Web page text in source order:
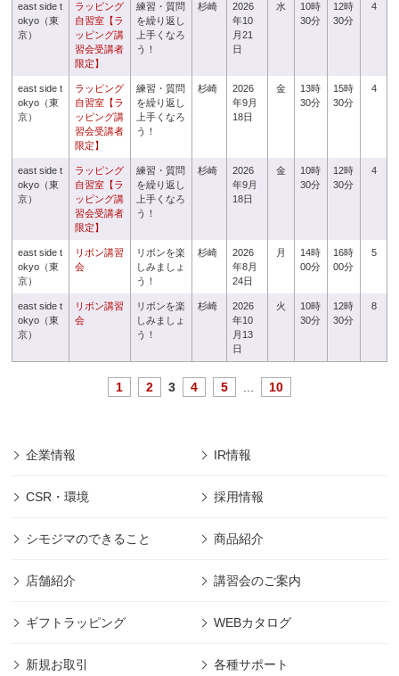
east side t
okyo（東
京）
ラッピング
自習室【ラ
ッピング講
習会受講者
限定】
練習・質問
を繰り返し
上手くなろ
う！
杉崎
2026
年10
月21
日
水
10時
30分
12時
30分
4
east side t
okyo（東
京）
ラッピング
自習室【ラ
ッピング講
習会受講者
限定】
練習・質問
を繰り返し
上手くなろ
う！
杉崎
2026
年9月
18日
金
13時
30分
15時
30分
4
east side t
okyo（東
京）
ラッピング
自習室【ラ
ッピング講
習会受講者
限定】
練習・質問
を繰り返し
上手くなろ
う！
杉崎
2026
年9月
18日
金
10時
30分
12時
30分
4
east side t
okyo（東
京）
リボン講習
会
リボンを楽
しみましょ
う！
杉崎
2026
年8月
24日
月
14時
00分
16時
00分
5
east side t
okyo（東
京）
リボン講習
会
リボンを楽
しみましょ
う！
杉崎
2026
年10
月13
日
火
10時
30分
12時
30分
8
1 2 3 4 5 10
企業情報 IR情報
CSR・環境 採用情報
シモジマのできること 商品紹介
店舗紹介 講習会のご案内
ギフトラッピング WEBカタログ
新規お取引 各種サポート